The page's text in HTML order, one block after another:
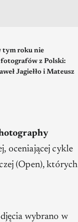
tym roku nie
fotografów z Polski:
Jagiełło i Mateusz
oceniającej cykle
(Open), których
wybrano w